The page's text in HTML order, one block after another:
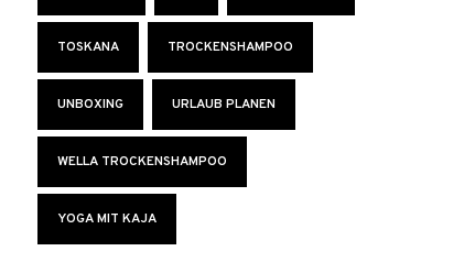
TOSKANA TROCKENSHAMPOO
UNBOXING URLAUB PLANEN
WELLA TROCKENSHAMPOO
YOGA MIT KAJA